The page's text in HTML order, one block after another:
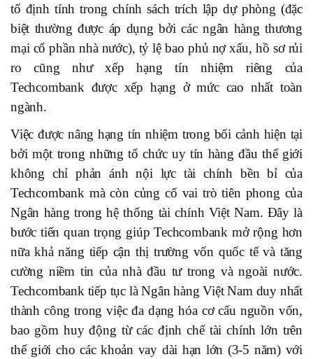
tố định tính trong chính sách trích lập dự phòng (đặc
biệt thường được áp dụng bởi các ngân hàng thương
mại cổ phần nhà nước), tỷ lệ bao phủ nợ xấu, hồ sơ rủi
ro cũng như xếp hạng tín nhiệm riêng của
Techcombank được xếp hạng ở mức cao nhất toàn
ngành.
Việc được nâng hạng tín nhiệm trong bối cảnh hiện tại
bởi một trong những tổ chức uy tín hàng đầu thế giới
không chỉ phản ánh nội lực tài chính bền bỉ của
Techcombank mà còn củng cố vai trò tiên phong của
Ngân hàng trong hệ thống tài chính Việt Nam. Đây là
bước tiến quan trọng giúp Techcombank mở rộng hơn
nữa khả năng tiếp cận thị trường vốn quốc tế và tăng
cường niềm tin của nhà đầu tư trong và ngoài nước.
Techcombank tiếp tục là Ngân hàng Việt Nam duy nhất
thành công trong việc đa dạng hóa cơ cấu nguồn vốn,
bao gồm huy động từ các định chế tài chính lớn trên
thế giới cho các khoản vay dài hạn lớn (3-5 năm) với